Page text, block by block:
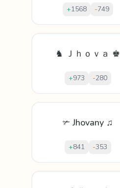
+1568 -749
♞ Ｊｈｏｖａ ♚
+973 -280
✃ Jhovany ♫
+841 -353